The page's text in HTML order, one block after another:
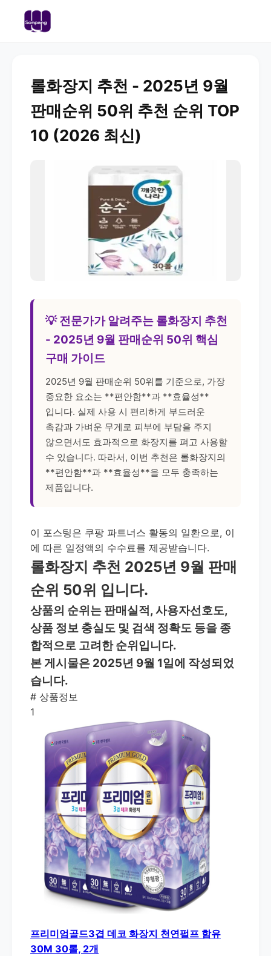
롤화장지 추천 - 2025년 9월
판매순위 50위 추천 순위 TOP
10 (2026 최신)
💡 전문가가 알려주는 롤화장지 추천
- 2025년 9월 판매순위 50위 핵심
구매 가이드
2025년 9월 판매순위 50위를 기준으로, 가장
중요한 요소는 **편안함**과 **효율성**
입니다. 실제 사용 시 편리하게 부드러운
촉감과 가벼운 무게로 피부에 부담을 주지
않으면서도 효과적으로 화장지를 펴고 사용할
수 있습니다. 따라서, 이번 추천은 롤화장지의
**편안함**과 **효율성**을 모두 충족하는
제품입니다.
이 포스팅은 쿠팡 파트너스 활동의 일환으로, 이
에 따른 일정액의 수수료를 제공받습니다.
롤화장지 추천 2025년 9월 판매
순위 50위 입니다.
상품의 순위는 판매실적, 사용자선호도,
상품 정보 충실도 및 검색 정확도 등을 종
합적으로 고려한 순위입니다.
본 게시물은 2025년 9월 1일에 작성되었
습니다.
# 상품정보
1
프리미엄골드3겹 데코 화장지 천연펄프 함유
30M 30롤, 2개